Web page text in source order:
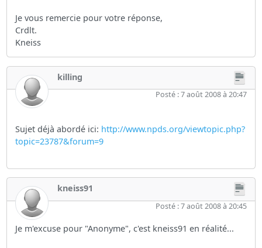
Je vous remercie pour votre réponse,
Crdlt.
Kneiss
killing
Posté : 7 août 2008 à 20:47
Sujet déjà abordé ici: http://www.npds.org/viewtopic.php?
topic=23787&forum=9
kneiss91
Posté : 7 août 2008 à 20:45
Je m'excuse pour "Anonyme", c'est kneiss91 en réalité...